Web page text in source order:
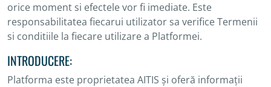
orice moment si efectele vor fi imediate. Este
responsabilitatea fiecarui utilizator sa verifice Termenii
si conditiile la fiecare utilizare a Platformei.
INTRODUCERE:
Platforma este proprietatea AITIS și oferă informații